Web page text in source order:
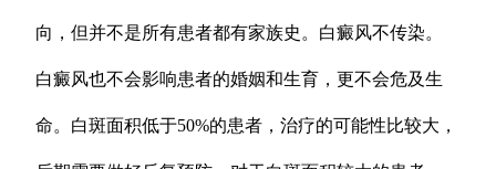
向，但并不是所有患者都有家族史。白癜风不传染。
白癜风也不会影响患者的婚姻和生育，更不会危及生
命。白斑面积低于50%的患者，治疗的可能性比较大，